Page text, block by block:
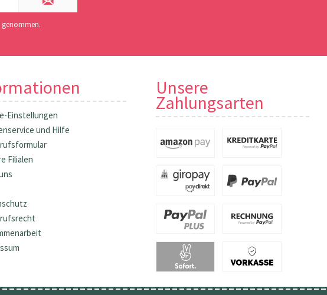
genommen.
Einstellungen
und Hilfe
Filialen
Unsere
Zahlungsarten